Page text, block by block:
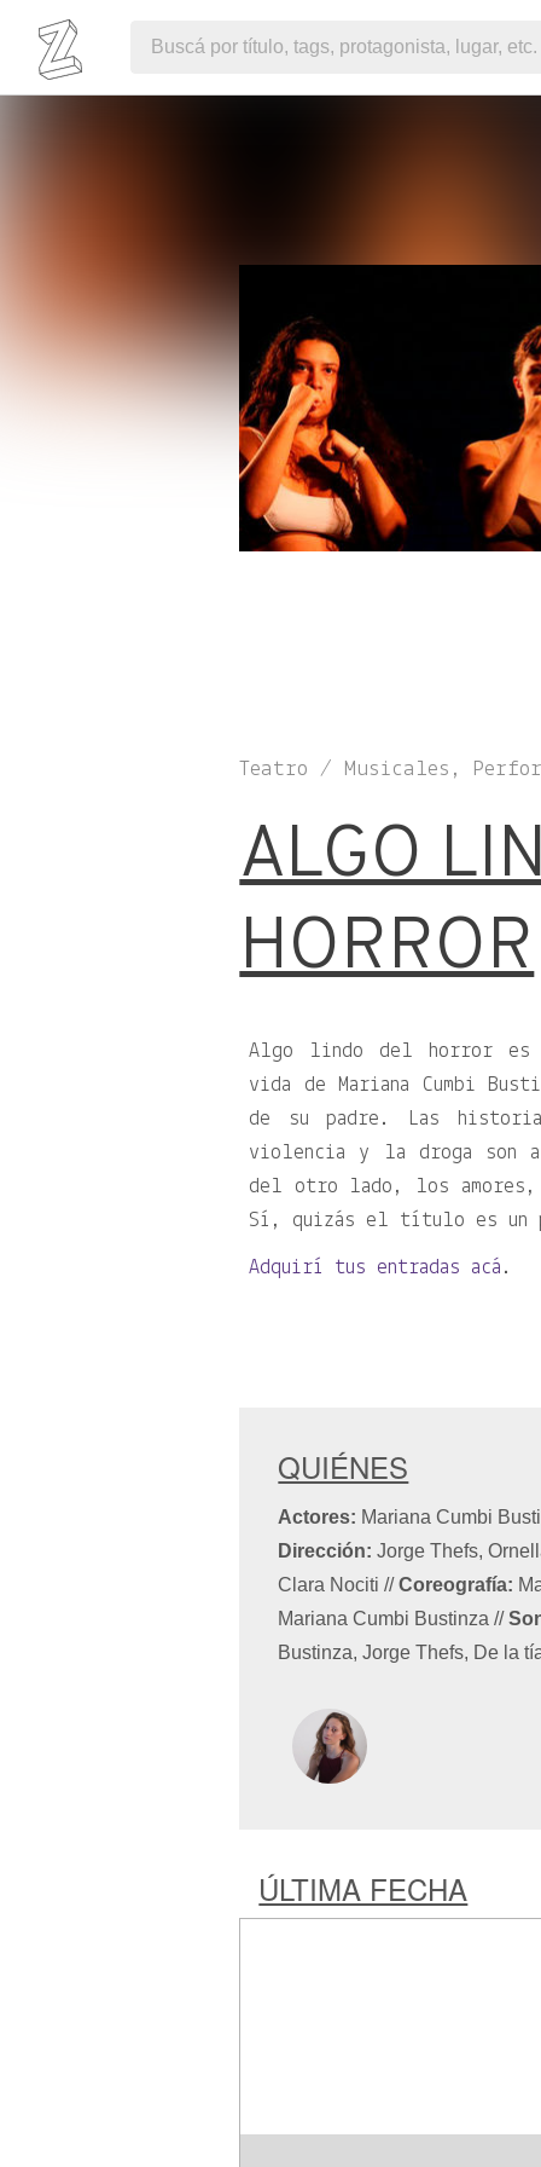
Teatro / Musicales,
ALGO
HORROR
Algo lindo del horror es
vida de Mariana Cumbi
de su padre. Las
violencia y la droga son
del otro lado, los
Sí, quizás el título es
Adquirí tus entradas acá .
QUIÉNES
Actores: Mariana Cumbi
Dirección: Jorge Thefs,
Clara Nociti// Coreografía:
Mariana Cumbi Bustinza//
Bustinza, Jorge Thefs, De la
ÚLTIMA FECHA